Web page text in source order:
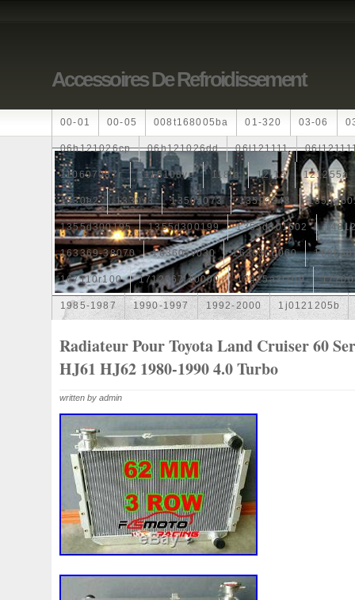
Accessoires De Refroidissement
00-01 00-05 008t168005ba 01-320 03-06
06h121026cp 06h121026dd 06l121111
110607087r 1115108ve 118ia 12-14 121255a
1330e2 1330v3 1350a073 1350a348
1355d300195 1355d300199 1355d301602
163369-38070 16360yv030 163630g060
167110r100 1712067j10000 17425a3f109
1985-1987 1990-1997 1992-2000 1j0121205b
1k0121207t
210103417r 21060g2401 21060t5670
214100052r 214104822r 214104eb0b
214108535r 214108706r 214109798r
214812415r 214814342r 214814ea0a
214818h83a 214819674r 21481bm410
253102y001 253103e710 253103k750
Radiateur Pour Toyota Land Cruiser 60
HJ61 HJ62 1980-1990 4.0 Turbo
written by admin